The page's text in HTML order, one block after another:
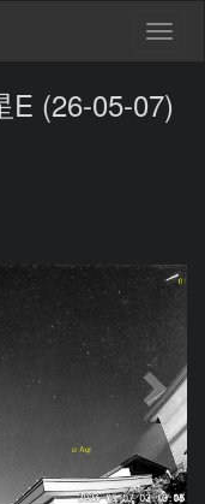
E (26-05-07)